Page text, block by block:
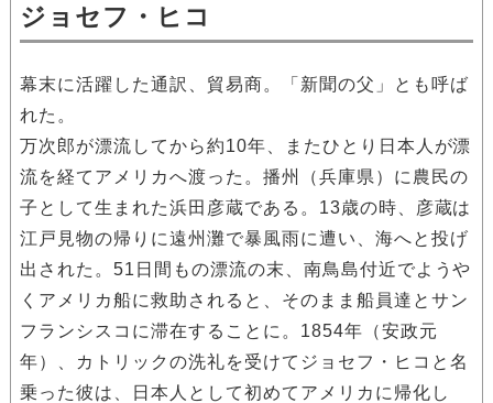
ジョセフ・ヒコ
幕末に活躍した通訳、貿易商。「新聞の父」とも呼ば
れた。
万次郎が漂流してから約10年、またひとり日本人が漂
流を経てアメリカへ渡った。播州（兵庫県）に農民の
子として生まれた浜田彦蔵である。13歳の時、彦蔵は
江戸見物の帰りに遠州灘で暴風雨に遭い、海へと投げ
出された。51日間もの漂流の末、南鳥島付近でようや
くアメリカ船に救助されると、そのまま船員達とサン
フランシスコに滞在することに。1854年（安政元
年）、カトリックの洗礼を受けてジョセフ・ヒコと名
乗った彼は、日本人として初めてアメリカに帰化し